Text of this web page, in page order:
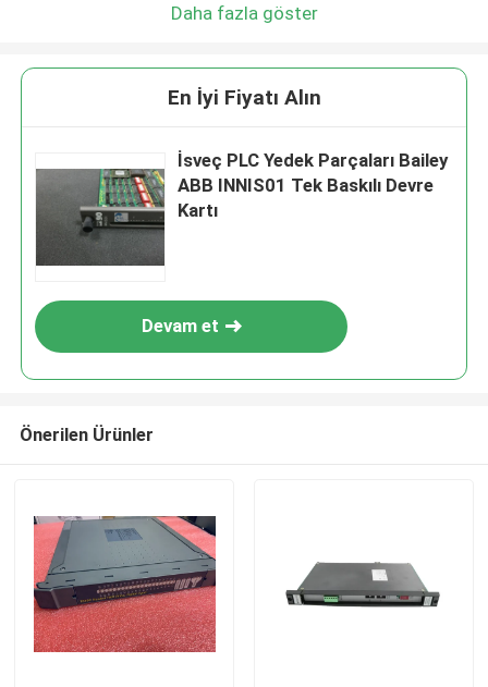
Daha fazla göster
En İyi Fiyatı Alın
İsveç PLC Yedek Parçaları Bailey
ABB INNIS01 Tek Baskılı Devre
Kartı
Devam et
Önerilen Ürünler